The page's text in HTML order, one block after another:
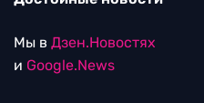
Мы в Дзен.Новостях
и Google.News